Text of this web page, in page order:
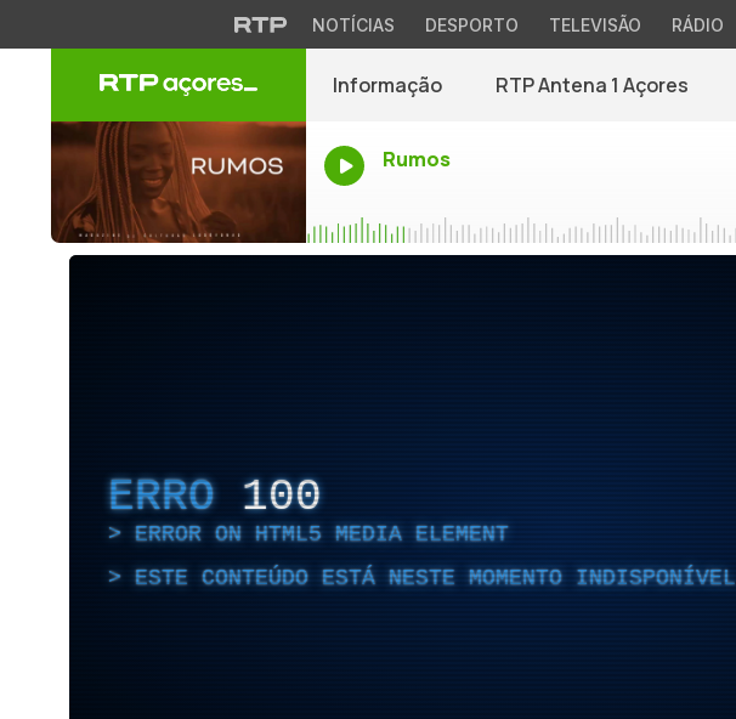
NOTÍCIAS DESPORTO TELEVISÃO RÁDIO
Informação RTP Antena 1 Açores
Rumos
ERRO 100
ERROR ON HTML5 MEDIA ELEMENT
ESTE CONTEÚDO ESTÁ NESTE MOMENTO INDISPONÍVEL